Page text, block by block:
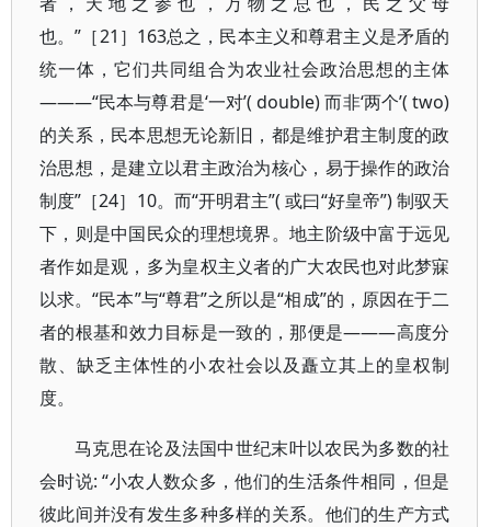
也。”［21］163总之，民本主义和尊君主义是矛盾的
统一体，它们共同组合为农业社会政治思想的主体
———“民本与尊君是‘一对’( double) 而非‘两个’( two)
的关系，民本思想无论新旧，都是维护君主制度的政
治思想，是建立以君主政治为核心，易于操作的政治
制度”［24］10。而“开明君主”( 或曰“好皇帝”) 制驭天
下，则是中国民众的理想境界。地主阶级中富于远见
者作如是观，多为皇权主义者的广大农民也对此梦寐
以求。“民本”与“尊君”之所以是“相成”的，原因在于二
者的根基和效力目标是一致的，那便是———高度分
散、缺乏主体性的小农社会以及矗立其上的皇权制
度。
马克思在论及法国中世纪末叶以农民为多数的社
会时说: “小农人数众多，他们的生活条件相同，但是
彼此间并没有发生多种多样的关系。他们的生产方式